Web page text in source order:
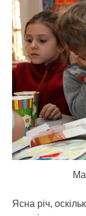
Ясна річ,